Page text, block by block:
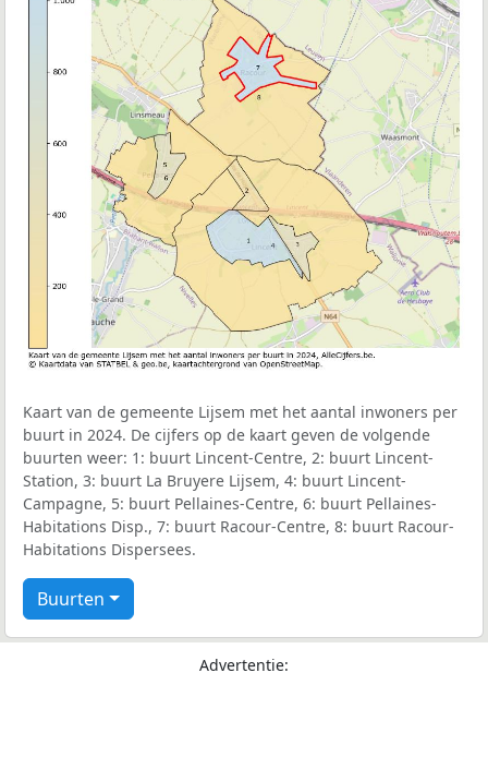
Kaart van de gemeente Lijsem met het aantal inwoners per
buurt in 2024. De cijfers op de kaart geven de volgende
buurten weer: 1: buurt Lincent-Centre, 2: buurt Lincent-
Station, 3: buurt La Bruyere Lijsem, 4: buurt Lincent-
Campagne, 5: buurt Pellaines-Centre, 6: buurt Pellaines-
Habitations Disp., 7: buurt Racour-Centre, 8: buurt Racour-
Habitations Dispersees.
Buurten
Advertentie: